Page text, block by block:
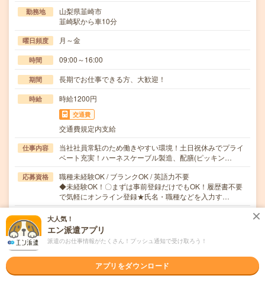
勤務地
山梨県韮崎市
韮崎駅から車10分
曜日頻度 月～金
時間 09:00～16:00
期間 長期でお仕事できる方、大歓迎！
時給 時給1200円
交通費
交通費規定内支給
仕事内容
当社社員常駐のため働きやすい環境！土日祝休みでプライ
ベート充実！ハーネスケーブル製造、配膳(ピッキン…
応募資格
職種未経験OK / ブランクOK / 英語力不要
◆未経験OK！〇まずは事前登録だけでもOK！履歴書不要
で気軽にオンライン登録★氏名・職種などを入力す…
職場の雰囲気
年齢層
20代
30代 40代 50代 60代
大人気！
エン派遣アプリ
派遣のお仕事情報がたくさん！プッシュ通知で受け取ろう！
アプリをダウンロード